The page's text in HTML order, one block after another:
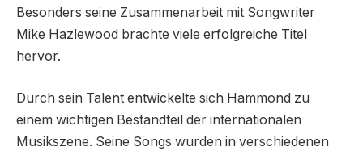
Besonders seine Zusammenarbeit mit Songwriter
Mike Hazlewood brachte viele erfolgreiche Titel
hervor.
Durch sein Talent entwickelte sich Hammond zu
einem wichtigen Bestandteil der internationalen
Musikszene. Seine Songs wurden in verschiedenen